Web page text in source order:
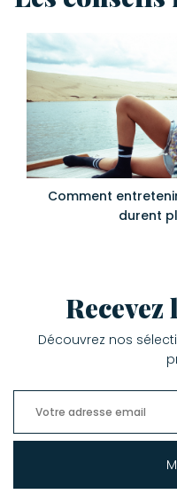
Comment
durent
Découvrez nos